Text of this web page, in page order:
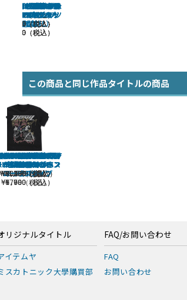
マフティー 二層ステ
ンレスマグカップ
（塗装）
¥3,630（税込）
マフティー ドライT
シャツ
¥3,520（税込）
マフティー脱着式ワ
ッペン
¥1,540（税込）
フルバーニアン
Tシャツ
¥3,190（税込）
ドライヴ Tシャツ
¥3,190（税込）
（ニュー）ガンダム
Tシャツ
¥3,190（税込）
ジオン ビッグシルエ
ットTシャツ
¥3,520（税込）
調査兵団 ビッグシル
エットTシャツ
¥3,850（税込）
主主義に乾杯Tシャ
ツ
¥3,190（税込）
★限定★カボチャマ
スク フェイスTシャ
ツ（XXL/3XL）
¥3,190（税込）
やってみせろよ、マ
フティー！ Tシャツ
¥3,190（税込）
なんとでもなるはず
だ Tシャツ
¥3,190（税込）
マフティー 袖リブロ
グスリーブTシャツ
¥4,290（税込）
サイクロプス隊 二層
ステンレスマグカッ
プ（塗装）
¥3,630（税込）
タチコマと同期中 T
シャツ Ver.2.0
¥3,300（税込）
この商品と同じ作品タイトルの商品
ャリア・ブル アク
リルつままれ
¥880（税込）
ターンズマークT
シャツ
¥3,190（税込）
小隊 ファティ
ーグジャケット
¥16,500（税込）
ア専用ロゴTシャ
ツ
¥3,190（税込）
ランザムは使うな
よ！Tシャツ
¥3,190（税込）
ュラク隊 脱着式ワ
ッペン
¥2,200（税込）
オン勲功十字章脱
着式ワッペン
¥1,760（税込）
ンダム・バルバト
ルプス フルグラフ
ィックTシャツ
¥6,600（税込）
き下ろし ウェイブ
イダー 屋外対応ス
テッカー
¥770（税込）
ャアン アクリルつ
ままれ
¥880（税込）
ガンダムだ！！T
シャツ
¥3,190（税込）
ジオン突撃機動軍
MA-1ジャケット
¥13,200（税込）
オン ステンシルマ
ク 脱着式ワッペン
ロービジタイプ
¥1,980（税込）
識別型ザクII ソラ
リ機 Tシャツ
¥3,300（税込）
ビルガンダム Tシ
ャツ
¥3,190（税込）
リジナルタイトル
イテムヤ
スカトニック大學購買部
FAQ/お問い合わせ
FAQ
お問い合わせ